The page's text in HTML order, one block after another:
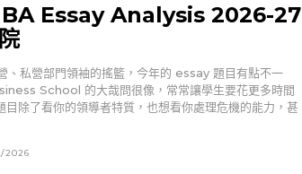
Essay Analysis 2026-27
、私營部門領袖的搖籃，今年的 essay 題目有點不一
School 的大哉問很像，常常讓學生要花更多時間
除了看你的領導者特質，也想看你處理危機的能力，甚
2026